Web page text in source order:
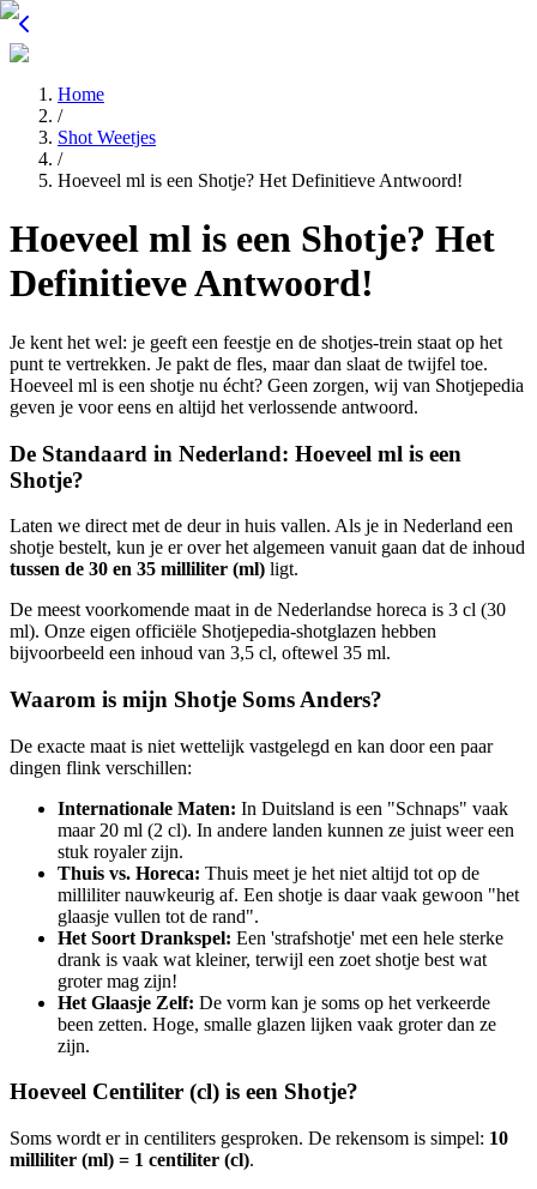
Home
/
Shot Weetjes
/
Hoeveel ml is een Shotje? Het Definitieve Antwoord!
Hoeveel ml is een Shotje? Het
Definitieve Antwoord!
Je kent het wel: je geeft een feestje en de shotjes-trein staat op het
punt te vertrekken. Je pakt de fles, maar dan slaat de twijfel toe.
Hoeveel ml is een shotje nu écht? Geen zorgen, wij van Shotjepedia
geven je voor eens en altijd het verlossende antwoord.
De Standaard in Nederland: Hoeveel ml is een
Shotje?
Laten we direct met de deur in huis vallen. Als je in Nederland een
shotje bestelt, kun je er over het algemeen vanuit gaan dat de inhoud
tussen de 30 en 35 milliliter (ml) ligt.
De meest voorkomende maat in de Nederlandse horeca is 3 cl (30
ml). Onze eigen officiële Shotjepedia-shotglazen hebben
bijvoorbeeld een inhoud van 3,5 cl, oftewel 35 ml.
Waarom is mijn Shotje Soms Anders?
De exacte maat is niet wettelijk vastgelegd en kan door een paar
dingen flink verschillen:
Internationale Maten: In Duitsland is een "Schnaps" vaak
maar 20 ml (2 cl). In andere landen kunnen ze juist weer een
stuk royaler zijn.
Thuis vs. Horeca: Thuis meet je het niet altijd tot op de
milliliter nauwkeurig af. Een shotje is daar vaak gewoon "het
glaasje vullen tot de rand".
Het Soort Drankspel: Een 'strafshotje' met een hele sterke
drank is vaak wat kleiner, terwijl een zoet shotje best wat
groter mag zijn!
Het Glaasje Zelf: De vorm kan je soms op het verkeerde
been zetten. Hoge, smalle glazen lijken vaak groter dan ze
zijn.
Hoeveel Centiliter (cl) is een Shotje?
Soms wordt er in centiliters gesproken. De rekensom is simpel: 10
milliliter (ml) = 1 centiliter (cl).